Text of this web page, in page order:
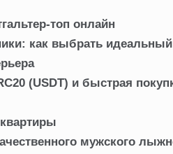
топ онлайн
как выбрать
(USDT) и быстрая
мужского